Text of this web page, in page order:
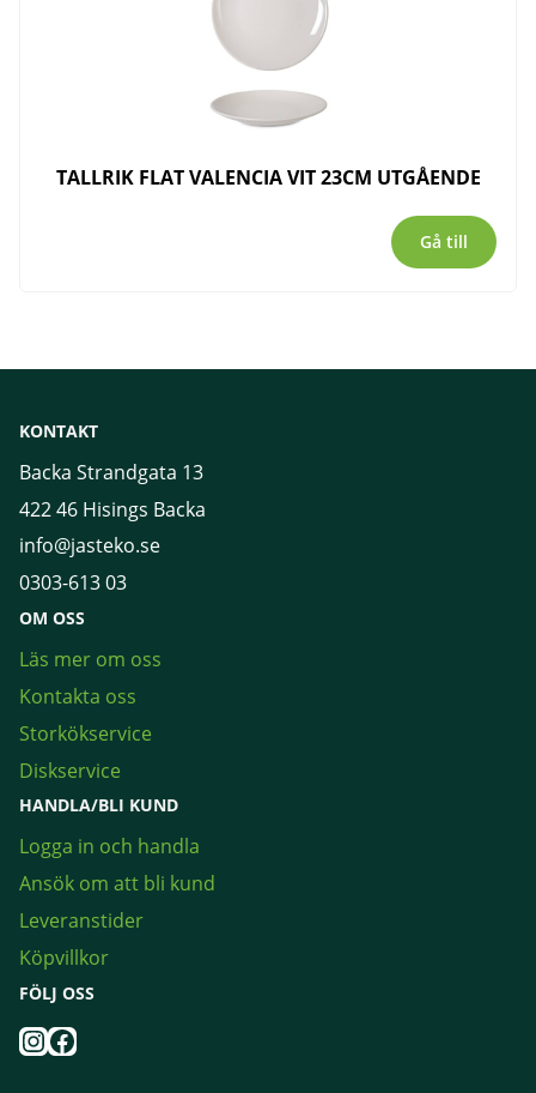
TALLRIK FLAT VALENCIA VIT 23CM UTGÅENDE
Gå till
KONTAKT
Backa Strandgata 13
422 46 Hisings Backa
info@jasteko.se
0303-613 03
OM OSS
Läs mer om oss
Kontakta oss
Storkökservice
Diskservice
HANDLA/BLI KUND
Logga in och handla
Ansök om att bli kund
Leveranstider
Köpvillkor
FÖLJ OSS
Instagram
Facebook